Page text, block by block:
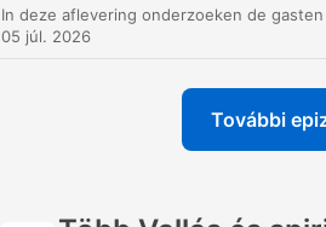
00:02:08 · Arjen Lubach
wereldbeeld dat enkel
05 júl. 2026
További